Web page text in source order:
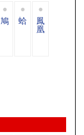
鳩 蛤 鳳
凰